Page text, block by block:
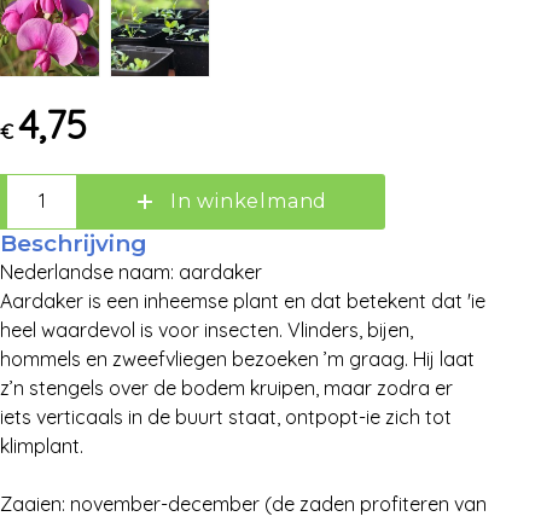
€ 4,75
In winkelmand
Beschrijving
Nederlandse naam: aardaker
Aardaker is een inheemse plant en dat betekent dat 'ie
heel waardevol is voor insecten. Vlinders, bijen,
hommels en zweefvliegen bezoeken ’m graag. Hij laat
z’n stengels over de bodem kruipen, maar zodra er
iets verticaals in de buurt staat, ontpopt-ie zich tot
klimplant.
Zaaien: november-december (de zaden profiteren van
Zoeken